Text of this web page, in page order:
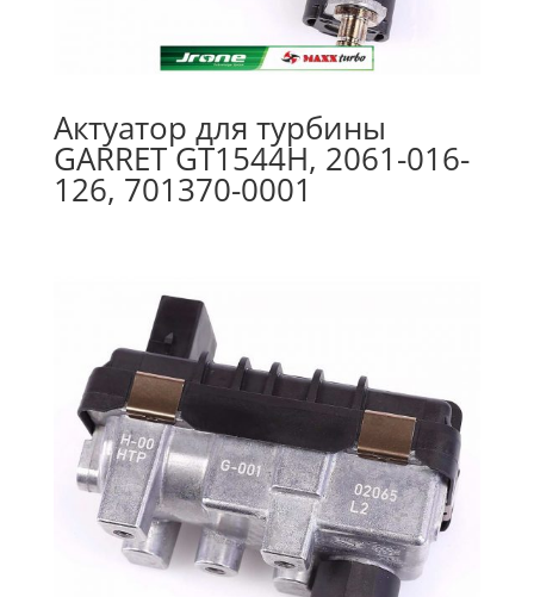
Актуатор для турбины
GARRET GT1544H, 2061-016-
126, 701370-0001